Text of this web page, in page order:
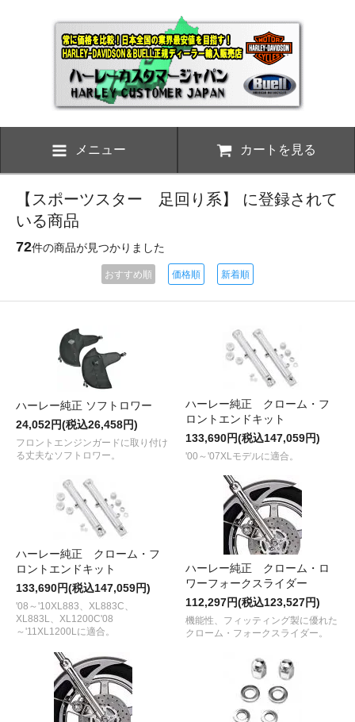
メニュー カートを見る
【スポーツスター 足回り系】 に登録されて
いる商品
72件の商品が見つかりました
おすすめ順 価格順 新着順
ハーレー純正 ソフトロワー
24,052円(税込26,458円)
フロントエンジンガードに取り付け
る丈夫なソフトロワー。
ハーレー純正 クローム・フ
ロントエンドキット
133,690円(税込147,059円)
'00～'07XLモデルに適合。
ハーレー純正 クローム・フ
ロントエンドキット
133,690円(税込147,059円)
'08～'10XL883、XL883C、
XL883L、XL1200C'08
～'11XL1200Lに適合。
ハーレー純正 クローム・ロ
ワーフォークスライダー
112,297円(税込123,527円)
機能性、フィッティング製に優れた
クローム・フォークスライダー。